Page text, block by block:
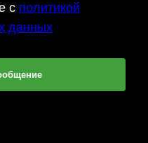
с политикой
данных